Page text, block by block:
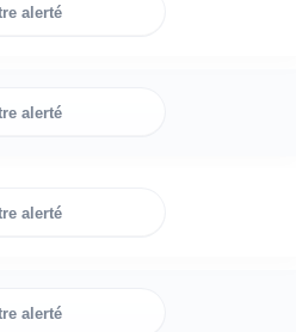
alerté
alerté
alerté
alerté